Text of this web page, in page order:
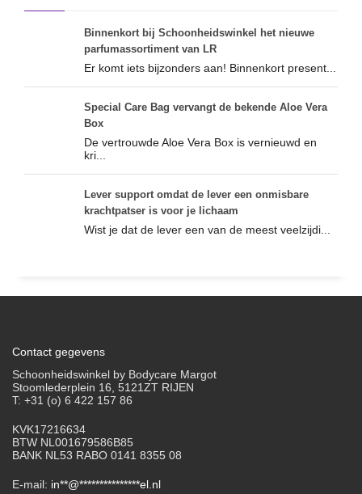
Binnenkort bij Schoonheidswinkel het nieuwe
parfumassortiment van LR
Er komt iets bijzonders aan! Binnenkort present...
Special Care Bag vervangt de bekende Aloe Vera
Box
De vertrouwde Aloe Vera Box is vernieuwd en
kri...
Lever support omdat de lever een onmisbare
krachtpatser is voor je lichaam
Wist je dat de lever een van de meest veelzijdi...
Contact gegevens
Schoonheidswinkel by Bodycare Margot
Stoomlederplein 16, 5121ZT RIJEN
T: +31 (o) 6 422 157 86
KVK17216634
BTW NL001679586B85
BANK NL53 RABO 0141 8355 08
E-mail: in**@***************el.nl